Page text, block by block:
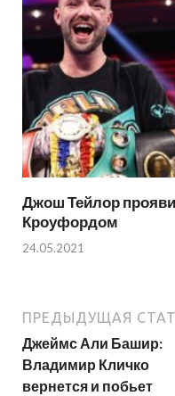
Джош Тейлор
Кроуфордом
24.05.2021
ПРЕДЫДУЩАЯ
Джеймс Али Башир:
Владимир Кличко
вернется и побьет